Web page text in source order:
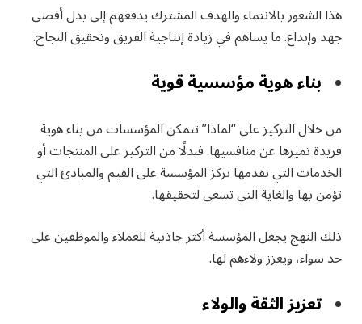
هذا الشعور بالانتماء والهدف المشترك يدفعهم إلى بذل أقصى
جهد وإبداع. ما يساهم في زيادة إنتاجية الفريق وتحقيق النجاح.
بناء هوية مؤسسية قوية
من خلال التركيز على “لماذا” تتمكن المؤسسات من بناء هوية
فريدة تميزها عن منافسيها. فبدلًا من التركيز على المنتجات أو
الخدمات التي تقدمها تركز المؤسسة على القيم والمبادئ التي
تؤمن بها والغاية التي تسعى لتحقيقها.
ذلك النهج يجعل المؤسسة أكثر جاذبية للعملاء والموظفين على
حد سواء، ويعزز ولاءهم لها.
تعزيز الثقة والولاء